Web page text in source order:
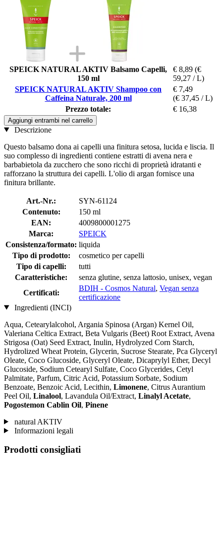
SPEICK NATURAL AKTIV Balsamo Capelli,
150 ml
€ 8,89 (€
59,27 / L)
SPEICK NATURAL AKTIV Shampoo con
Caffeina Naturale, 200 ml
€ 7,49
(€ 37,45 / L)
Prezzo totale:
€ 16,38
Aggiungi entrambi nel carrello
Descrizione
Questo balsamo dona ai capelli una finitura setosa, lucida e liscia. Il
suo complesso di ingredienti contiene estratti di avena nera e
barbabietola da zucchero che sono ricchi di proprietà idratanti e
rafforzano la struttura dei capelli. L'olio di argan fornisce una
finitura brillante.
Art.-Nr.:
SYN-61124
Contenuto:
150 ml
EAN:
4009800001275
Marca:
SPEICK
Consistenza/formato: liquida
Tipo di prodotto:
cosmetico per capelli
Tipo di capelli:
tutti
Caratteristiche:
senza glutine, senza lattosio, unisex, vegan
Certificati:
BDIH - Cosmos Natural, Vegan senza
certificazione
Ingredienti (INCI)
Aqua, Cetearylalcohol, Argania Spinosa (Argan) Kernel Oil,
Valeriana Celtica Extract, Beta Vulgaris (Beet) Root Extract, Avena
Strigosa (Oat) Seed Extract, Inulin, Hydrolyzed Corn Starch,
Hydrolized Wheat Protein, Glycerin, Sucrose Stearate, Pca Glyceryl
Oleate, Coco Glucoside, Glyceryl Oleate, Dicaprylyl Ether, Decyl
Glucoside, Sodium Cetearyl Sulfate, Coco Glycerides, Cetyl
Palmitate, Parfum, Citric Acid, Potassium Sorbate, Sodium
Benzoate, Benzoic Acid, Lecithin, Limonene, Citrus Aurantium
Peel Oil, Linalool, Lavandula Oil/Extract, Linalyl Acetate,
Pogostemon Cablin Oil, Pinene
natural AKTIV
Informazioni legali
Prodotti consigliati